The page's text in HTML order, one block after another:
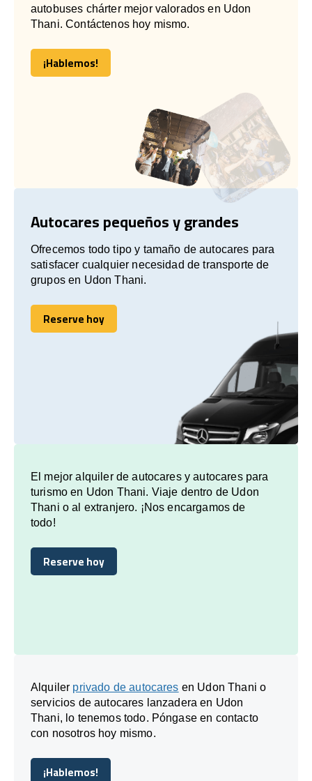
autobuses chárter mejor valorados en Udon
Thani. Contáctenos hoy mismo.
¡Hablemos!
¡Hablemos!
Autocares pequeños y grandes
Ofrecemos todo tipo y tamaño de autocares para
satisfacer cualquier necesidad de transporte de
grupos en Udon Thani.
Reserve hoy
Reserve hoy
El mejor alquiler de autocares y autocares para
turismo en Udon Thani. Viaje dentro de Udon
Thani o al extranjero. ¡Nos encargamos de
todo!
Reserve hoy
Reserve hoy
Alquiler privado de autocares en Udon Thani o
servicios de autocares lanzadera en Udon
Thani, lo tenemos todo. Póngase en contacto
con nosotros hoy mismo.
¡Hablemos!